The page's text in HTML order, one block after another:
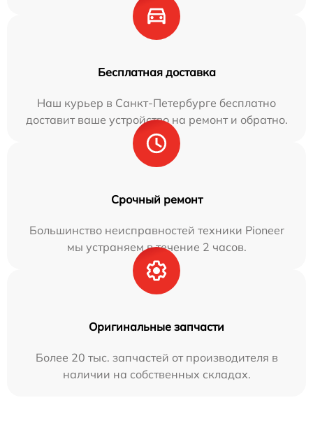
Бесплатная доставка
Наш курьер в Санкт-Петербурге бесплатно
доставит ваше устройство на ремонт и обратно.
Срочный ремонт
Большинство неисправностей техники Pioneer
мы устраняем в течение 2 часов.
Оригинальные запчасти
Более 20 тыс. запчастей от производителя в
наличии на собственных складах.